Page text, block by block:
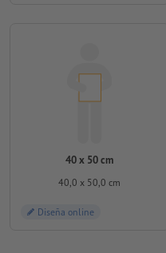
40 x 50 cm
40,0 x 50,0 cm
Diseña online